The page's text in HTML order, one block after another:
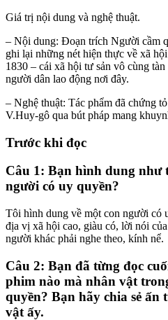
Giá trị nội dung và nghệ thuật.
– Nội dung: Đoạn trích Người cầm
ghi lại những nét hiện thực về xã
1830 – cái xã hội tư sản vô cùng
người dân lao động nơi đây.
– Nghệ thuật: Tác phẩm đã chứng
V.Huy-gô qua bút pháp mang
Trước khi đọc
Câu 1: Bạn hình dung như
người có uy quyền?
Tôi hình dung về một con người có
địa vị xã hội cao, giàu có, lời nói
người khác phải nghe theo, kính nể.
Câu 2: Bạn đã từng đọc
phim nào mà nhân vật
quyền? Bạn hãy chia sẻ ấn
vật ấy.